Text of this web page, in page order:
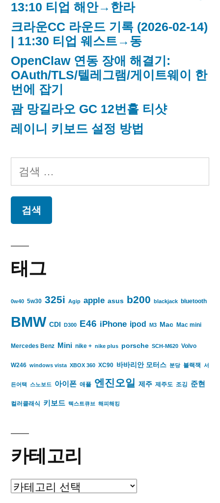
13:10 티업 해안→한라
크라운CC 라운드 기록 (2026-02-14)
| 11:30 티업 웨스트→동
OpenClaw 연동 장애 해결기:
OAuth/TLS/텔레그램/게이트웨이 한
번에 잡기
괌 망길라오 GC 12번홀 티샷
레이니 키보드 설정 방법
검
색:
태그
0w40 5w30 325i Agip apple asus b200 blackjack bluetooth
BMW CDI D300 E46 iPhone ipod M3 Mac Mac mini
Mercedes Benz Mini nike + nike plus porsche SCH-M620 Volvo
W246 windows vista XBOX 360 XC90 바바리안 모터스 분당 블랙잭 서
든어택 스노보드 아이폰 애플 엔진오일 제주 제주도 조깅 준현
컬러클래식 키보드 텍스트큐브 해피해킹
카테고리
카